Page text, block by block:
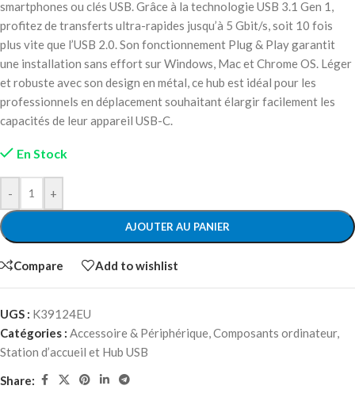
smartphones ou clés USB. Grâce à la technologie USB 3.1 Gen 1,
profitez de transferts ultra-rapides jusqu’à 5 Gbit/s, soit 10 fois
plus vite que l’USB 2.0. Son fonctionnement Plug & Play garantit
une installation sans effort sur Windows, Mac et Chrome OS. Léger
et robuste avec son design en métal, ce hub est idéal pour les
professionnels en déplacement souhaitant élargir facilement les
capacités de leur appareil USB-C.
En Stock
- +
AJOUTER AU PANIER
Compare Add to wishlist
UGS : K39124EU
Catégories : Accessoire & Périphérique,Composants ordinateur,
Station d’accueil et Hub USB
Share: